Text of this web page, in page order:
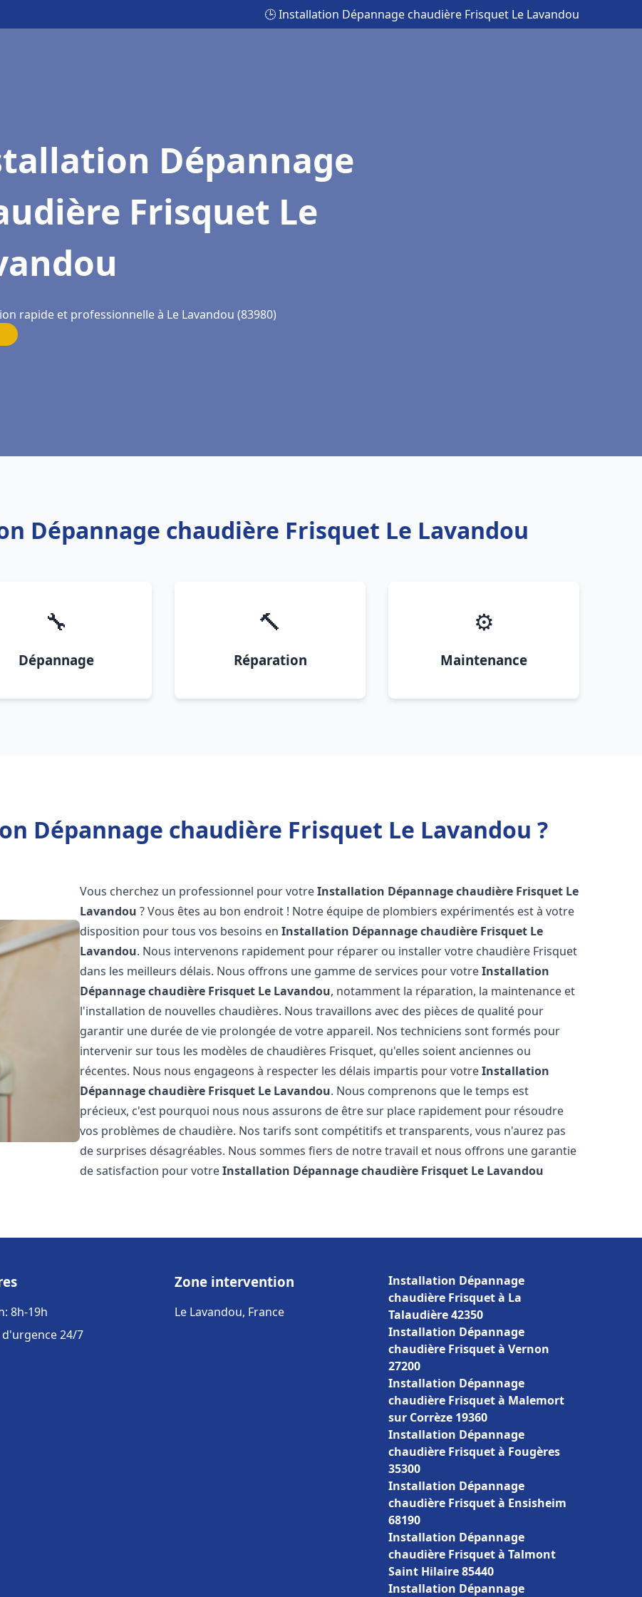
🕒 Installation Dépannage chaudière Frisquet Le Lavandou
Dépannage
Frisquet Le
rapide et professionnelle à Le Lavandou (83980)
Dépannage chaudière Frisquet Le Lavandou
🔧
Dépannage
🔨
Réparation
⚙️
Maintenance
Dépannage chaudière Frisquet Le Lavandou ?
Vous cherchez un professionnel pour votreInstallation Dépannage chaudière Frisquet Le
Lavandou ? Vous êtes au bon endroit ! Notre équipe de plombiers expérimentés est à votre
disposition pour tous vos besoins enInstallation Dépannage chaudière Frisquet Le
Lavandou. Nous intervenons rapidement pour réparer ou installer votre chaudière Frisquet
dans les meilleurs délais. Nous offrons une gamme de services pour votreInstallation
Dépannage chaudière Frisquet Le Lavandou, notamment la réparation, la maintenance et
l'installation de nouvelles chaudières. Nous travaillons avec des pièces de qualité pour
garantir une durée de vie prolongée de votre appareil. Nos techniciens sont formés pour
intervenir sur tous les modèles de chaudières Frisquet, qu'elles soient anciennes ou
récentes. Nous nous engageons à respecter les délais impartis pour votreInstallation
Dépannage chaudière Frisquet Le Lavandou. Nous comprenons que le temps est
précieux, c'est pourquoi nous nous assurons de être sur place rapidement pour résoudre
vos problèmes de chaudière. Nos tarifs sont compétitifs et transparents, vous n'aurez pas
de surprises désagréables. Nous sommes fiers de notre travail et nous offrons une garantie
de satisfaction pour votreInstallation Dépannage chaudière Frisquet Le Lavandou
8h-19h
d'urgence 24/7
Zone intervention
Le Lavandou, France
Installation Dépannage
chaudière Frisquet à La
Talaudière 42350
Installation Dépannage
chaudière Frisquet à Vernon
27200
Installation Dépannage
chaudière Frisquet à Malemort
sur Corrèze 19360
Installation Dépannage
chaudière Frisquet à Fougères
35300
Installation Dépannage
chaudière Frisquet à Ensisheim
68190
Installation Dépannage
chaudière Frisquet à Talmont
Saint Hilaire 85440
Installation Dépannage